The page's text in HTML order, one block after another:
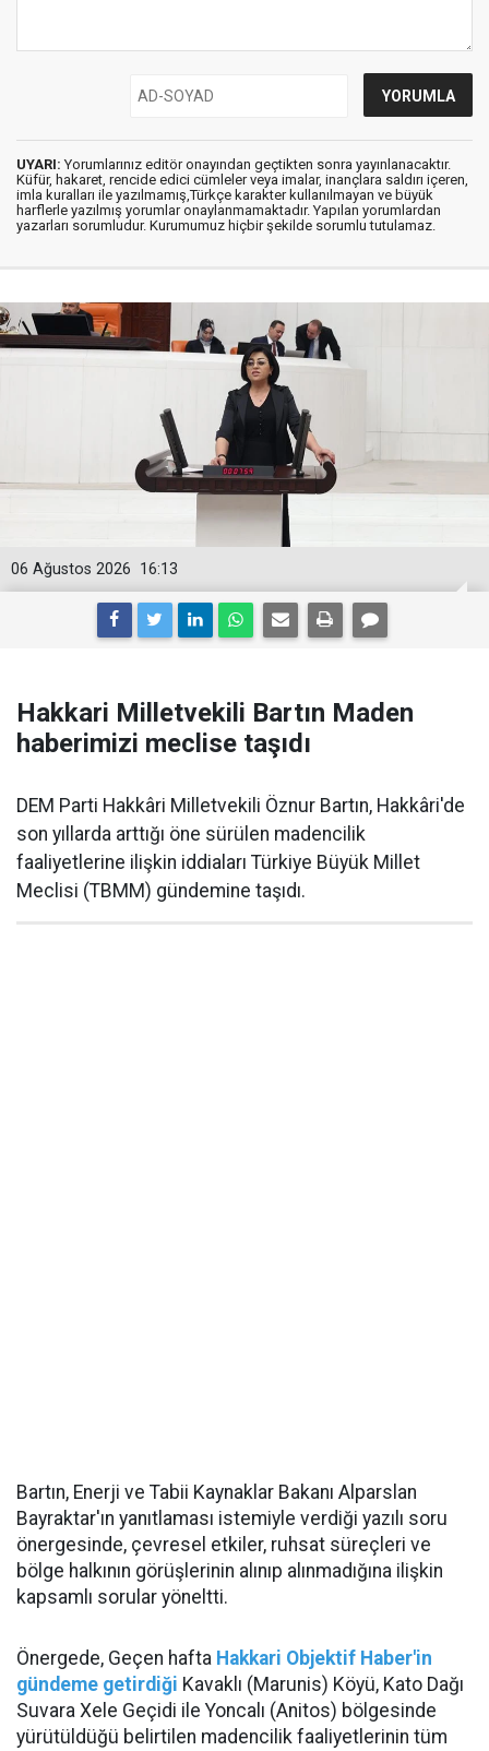
UYARI: Yorumlarınız editör onayından geçtikten sonra yayınlanacaktır.
Küfür, hakaret, rencide edici cümleler veya imalar, inançlara saldırı içeren,
imla kuralları ile yazılmamış,Türkçe karakter kullanılmayan ve büyük
harflerle yazılmış yorumlar onaylanmamaktadır. Yapılan yorumlardan
yazarları sorumludur. Kurumumuz hiçbir şekilde sorumlu tutulamaz.
16:13
06 Ağustos 2026
Hakkari Milletvekili Bartın Maden
haberimizi meclise taşıdı
DEM Parti Hakkâri Milletvekili Öznur Bartın, Hakkâri'de
son yıllarda arttığı öne sürülen madencilik
faaliyetlerine ilişkin iddiaları Türkiye Büyük Millet
Meclisi (TBMM) gündemine taşıdı.
Bartın, Enerji ve Tabii Kaynaklar Bakanı Alparslan
Bayraktar'ın yanıtlaması istemiyle verdiği yazılı soru
önergesinde, çevresel etkiler, ruhsat süreçleri ve
bölge halkının görüşlerinin alınıp alınmadığına ilişkin
kapsamlı sorular yöneltti.
Önergede, Geçen hafta Hakkari Objektif Haber'in
gündeme getirdiği Kavaklı (Marunis) Köyü, Kato Dağı
Suvara Xele Geçidi ile Yoncalı (Anitos) bölgesinde
yürütüldüğü belirtilen madencilik faaliyetlerinin tüm